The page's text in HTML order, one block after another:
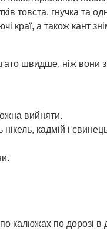
товста, гнучка та
краї, а також кант
швидше, ніж вони
вийняти.
кадмій і
калюжах по дорозі